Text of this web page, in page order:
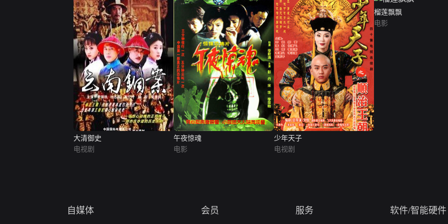
大清御史
电视剧
午夜惊魂
电影
少年天子
电视剧
榴莲飘飘
电影
自媒体 会员 服务 软件/智能硬件